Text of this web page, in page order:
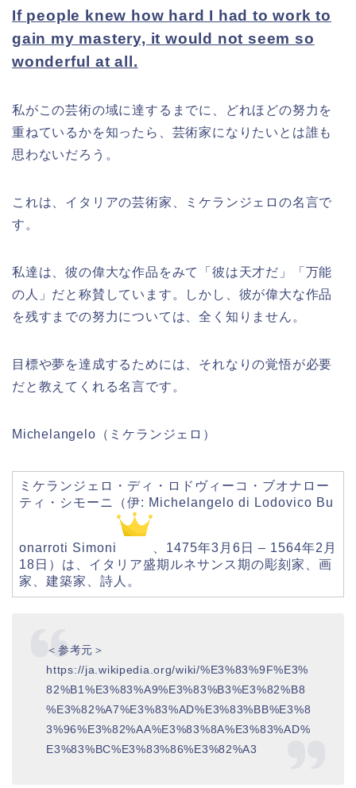
If people knew how hard I had to work to
gain my mastery, it would not seem so
wonderful at all.
私がこの芸術の域に達するまでに、どれほどの努力を
重ねているかを知ったら、芸術家になりたいとは誰も
思わないだろう。
これは、イタリアの芸術家、ミケランジェロの名言で
す。
私達は、彼の偉大な作品をみて「彼は天才だ」「万能
の人」だと称賛しています。しかし、彼が偉大な作品
を残すまでの努力については、全く知りません。
目標や夢を達成するためには、それなりの覚悟が必要
だと教えてくれる名言です。
Michelangelo（ミケランジェロ）
ミケランジェロ・ディ・ロドヴィーコ・ブオナロー
ティ・シモーニ（伊: Michelangelo di Lodovico Bu
onarroti Simoni
、1475年3月6日 – 1564年2月
18日）は、イタリア盛期ルネサンス期の彫刻家、画
家、建築家、詩人。
＜参考元＞
https://ja.wikipedia.org/wiki/%E3%83%9F%E3%
82%B1%E3%83%A9%E3%83%B3%E3%82%B8
%E3%82%A7%E3%83%AD%E3%83%BB%E3%8
3%96%E3%82%AA%E3%83%8A%E3%83%AD%
E3%83%BC%E3%83%86%E3%82%A3